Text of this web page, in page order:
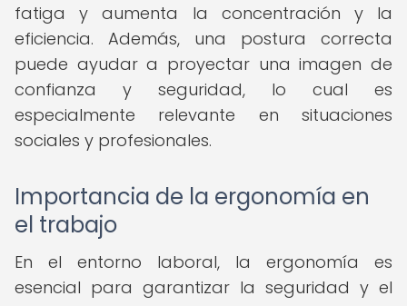
fatiga y aumenta la concentración y la
eficiencia. Además, una postura correcta
puede ayudar a proyectar una imagen de
confianza y seguridad, lo cual es
especialmente relevante en situaciones
sociales y profesionales.
Importancia de la ergonomía en
el trabajo
En el entorno laboral, la ergonomía es
esencial para garantizar la seguridad y el